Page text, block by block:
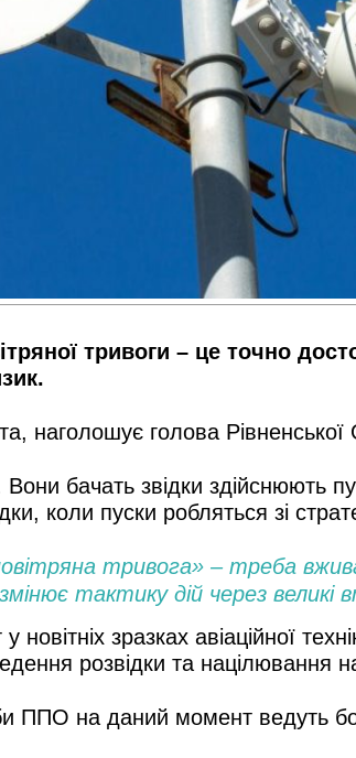
тривоги – це точно
наголошує голова Рівненської
бачать звідки здійснюють
коли пуски робляться зі
тривога» – треба
тактику дій через великі
новітніх зразках авіаційної
розвідки та націлювання
ППО на даний момент ведуть